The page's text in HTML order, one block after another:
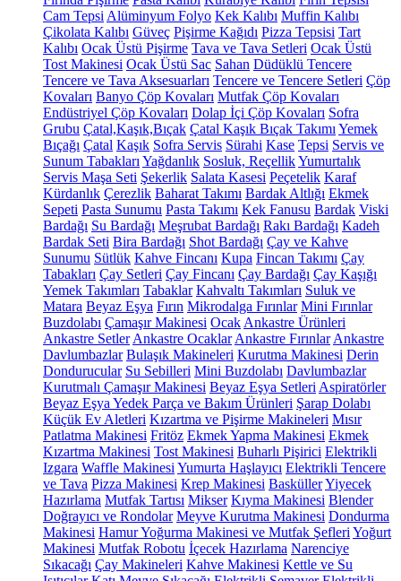
Cam Tepsi Alüminyum Folyo Kek Kalıbı Muffin Kalıbı
Çikolata Kalıbı Güveç Pişirme Kağıdı Pizza Tepsisi Tart
Kalıbı Ocak Üstü Pişirme Tava ve Tava Setleri Ocak Üstü
Tost Makinesi Ocak Üstü Sac Sahan Düdüklü Tencere
Tencere ve Tava Aksesuarları Tencere ve Tencere Setleri Çöp
Kovaları Banyo Çöp Kovaları Mutfak Çöp Kovaları
Endüstriyel Çöp Kovaları Dolap İçi Çöp Kovaları Sofra
Grubu Çatal,Kaşık,Bıçak Çatal Kaşık Bıçak Takımı Yemek
Bıçağı Çatal Kaşık Sofra Servis Sürahi Kase Tepsi Servis ve
Sunum Tabakları Yağdanlık Sosluk, ReçellikYumurtalık
Servis Maşa Seti Şekerlik Salata Kasesi Peçetelik Karaf
Kürdanlık Çerezlik Baharat Takımı Bardak Altlığı Ekmek
Sepeti Pasta Sunumu Pasta Takımı Kek Fanusu Bardak Viski
Bardağı Su Bardağı Meşrubat Bardağı Rakı Bardağı Kadeh
Bardak Seti Bira Bardağı Shot Bardağı Çay ve Kahve
Sunumu Sütlük Kahve Fincanı Kupa Fincan Takımı Çay
Tabakları Çay Setleri Çay Fincanı Çay Bardağı Çay Kaşığı
Yemek Takımları Tabaklar Kahvaltı Takımları Suluk ve
Matara Beyaz Eşya Fırın Mikrodalga Fırınlar Mini Fırınlar
Buzdolabı Çamaşır Makinesi Ocak Ankastre Ürünleri
Ankastre Setler Ankastre Ocaklar Ankastre Fırınlar Ankastre
Davlumbazlar Bulaşık Makineleri Kurutma Makinesi Derin
Dondurucular Su Sebilleri Mini Buzdolabı Davlumbazlar
Kurutmalı Çamaşır Makinesi Beyaz Eşya Setleri Aspiratörler
Beyaz Eşya Yedek Parça ve Bakım Ürünleri Şarap Dolabı
Küçük Ev Aletleri Kızartma ve Pişirme Makineleri Mısır
Patlatma Makinesi Fritöz Ekmek Yapma Makinesi Ekmek
Kızartma Makinesi Tost Makinesi Buharlı Pişirici Elektrikli
Izgara Waffle Makinesi Yumurta Haşlayıcı Elektrikli Tencere
ve Tava Pizza Makinesi Krep Makinesi BasküllerYiyecek
Hazırlama Mutfak Tartısı Mikser Kıyma Makinesi Blender
Doğrayıcı ve Rondolar Meyve Kurutma Makinesi Dondurma
Makinesi Hamur Yoğurma Makinesi ve Mutfak Şefleri Yoğurt
Makinesi Mutfak Robotu İçecek Hazırlama Narenciye
Sıkacağı Çay Makineleri Kahve Makinesi Kettle ve Su